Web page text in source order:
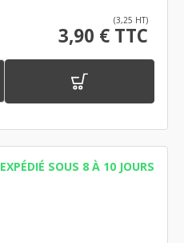
(3,25 HT)
3,90 € TTC
EXPÉDIÉ SOUS 8 À 10 JOURS